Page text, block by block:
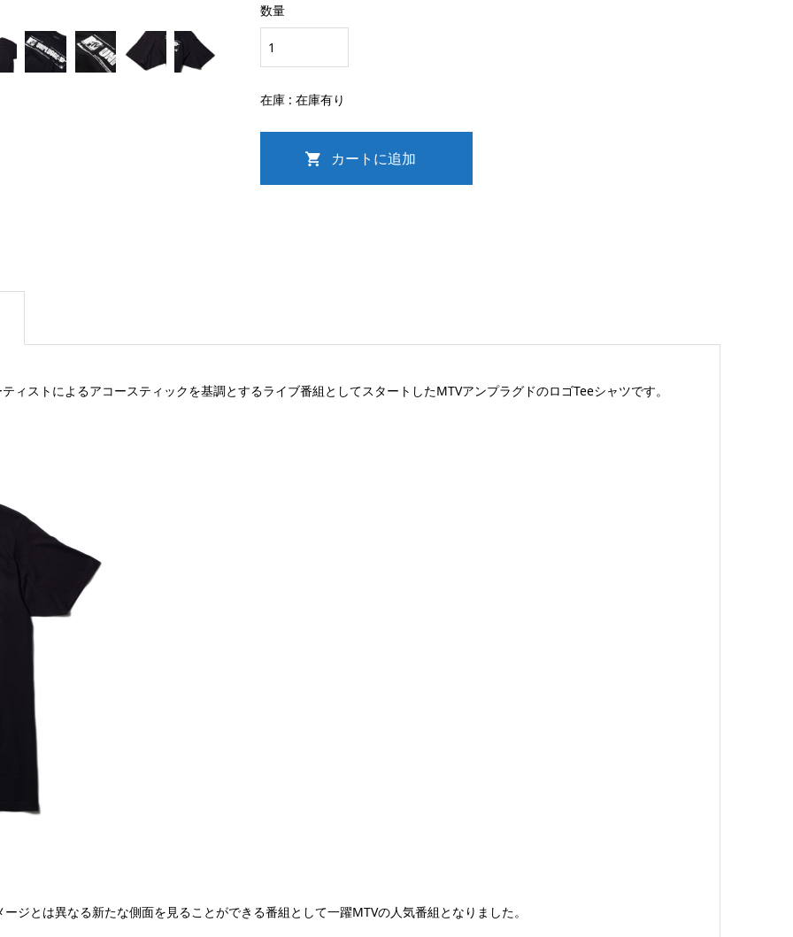
数量
在庫 : 在庫有り
ィストによるアコースティックを基調とするライブ番組としてスタートしたMTVアンプラグドのロゴTeeシャツです。
ジとは異なる新たな側面を見ることができる番組として一躍MTVの人気番組となりました。